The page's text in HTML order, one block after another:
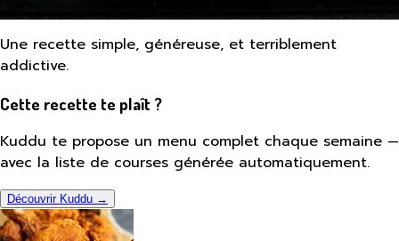
Une recette simple, généreuse, et terriblement
addictive.
Cette recette te plaît ?
Kuddu te propose un menu complet chaque semaine —
avec la liste de courses générée automatiquement.
Découvrir Kuddu →